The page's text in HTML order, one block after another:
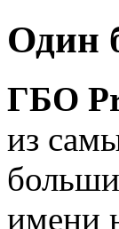
Один
ГБО
из
имени